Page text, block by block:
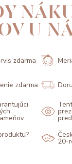
U
zdarma
zdarma
20-